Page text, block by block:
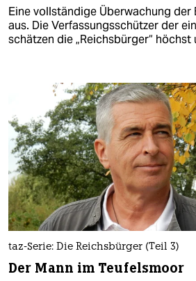
Eine vollständige Überwachung
aus. Die Verfassungsschützer der
schätzen die „Reichsbürger“
taz-Serie: Die Reichsbürger (Teil 3)
Der Mann im Teufelsmoor